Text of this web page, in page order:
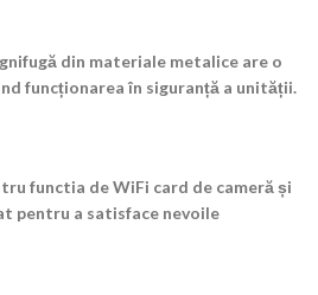
din materiale metalice are o
funcționarea în siguranță a unității.
functia de WiFi card de cameră și
pentru a satisface nevoile